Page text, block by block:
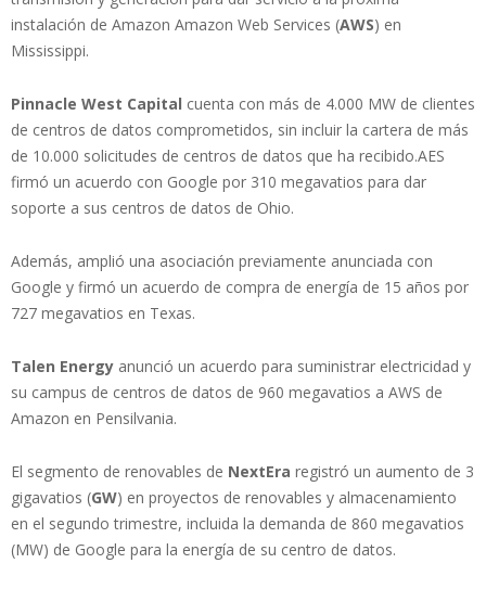
instalación de Amazon Amazon Web Services (AWS) en
Mississippi.
Pinnacle West Capital cuenta con más de 4.000 MW de clientes
de centros de datos comprometidos, sin incluir la cartera de más
de 10.000 solicitudes de centros de datos que ha recibido.AES
firmó un acuerdo con Google por 310 megavatios para dar
soporte a sus centros de datos de Ohio.
Además, amplió una asociación previamente anunciada con
Google y firmó un acuerdo de compra de energía de 15 años por
727 megavatios en Texas.
Talen Energy anunció un acuerdo para suministrar electricidad y
su campus de centros de datos de 960 megavatios a AWS de
Amazon en Pensilvania.
El segmento de renovables de NextEra registró un aumento de 3
gigavatios (GW) en proyectos de renovables y almacenamiento
en el segundo trimestre, incluida la demanda de 860 megavatios
(MW) de Google para la energía de su centro de datos.